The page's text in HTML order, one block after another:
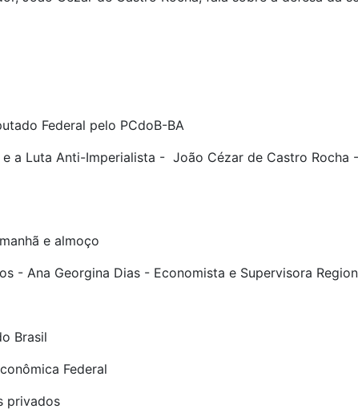
Federal pelo PCdoB-BA
a Luta Anti-Imperialista - João Cézar de Castro
e almoço
- Ana Georgina Dias - Economista e Supervisora
Brasil
Federal
privados